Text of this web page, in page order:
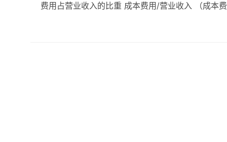
费用占营业收入的比重 成本费用/营业收入 （成本